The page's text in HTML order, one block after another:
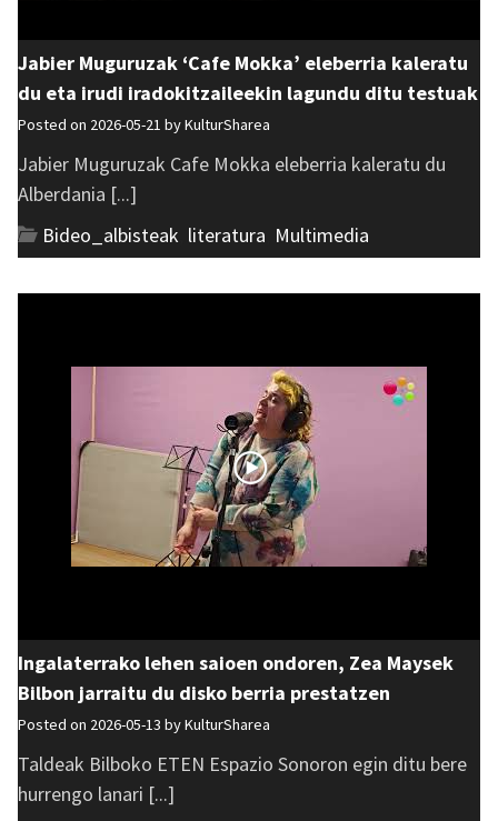
Jabier Muguruzak ‘Cafe Mokka’ eleberria kaleratu
du eta irudi iradokitzaileekin lagundu ditu testuak
Posted on 2026-05-21 byKulturSharea
Jabier Muguruzak Cafe Mokka eleberria kaleratu du
Alberdania [...]
Bideo_albisteak literatura Multimedia
Ingalaterrako lehen saioen ondoren, Zea Maysek
Bilbon jarraitu du disko berria prestatzen
Posted on 2026-05-13 byKulturSharea
Taldeak Bilboko ETEN Espazio Sonoron egin ditu bere
hurrengo lanari [...]